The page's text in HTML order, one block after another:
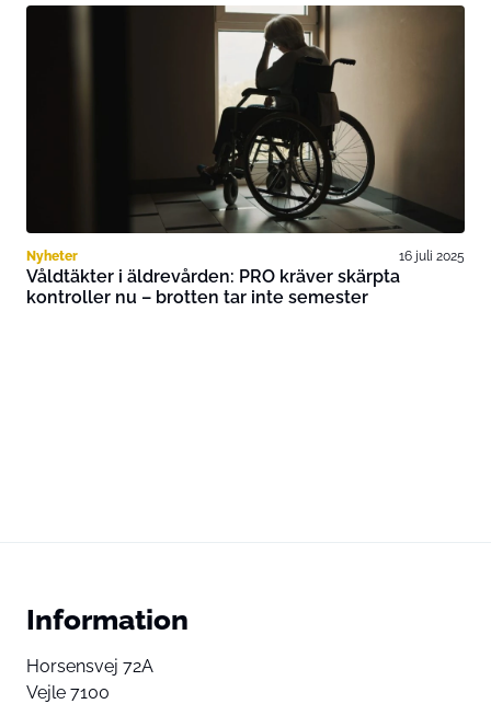
Nyheter 16 juli 2025
Våldtäkter i äldrevården: PRO kräver skärpta
kontroller nu – brotten tar inte semester
Information
Horsensvej 72A
Vejle 7100